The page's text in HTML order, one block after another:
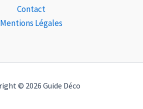
Contact
Mentions Légales
© 2026 Guide Déco